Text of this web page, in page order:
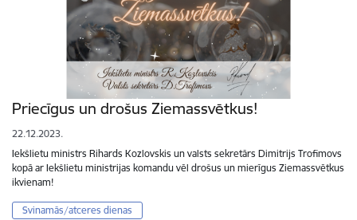
Priecīgus un drošus Ziemassvētkus!
22.12.2023.
Iekšlietu ministrs Rihards Kozlovskis un valsts sekretārs Dimitrijs Trofimovs
kopā ar Iekšlietu ministrijas komandu vēl drošus un mierīgus Ziemassvētkus
ikvienam!
Svinamās/atceres dienas